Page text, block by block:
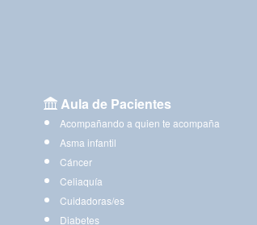
Aula de Pacientes
Acompañando a quien te acompaña
Asma infantil
Cáncer
Celiaquía
Cuidadoras/es
Diabetes